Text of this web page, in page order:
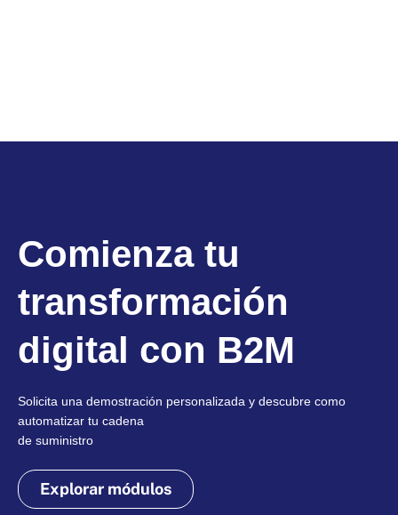
Comienza tu
transformación
digital con B2M
Solicita una demostración personalizada y descubre como
automatizar tu cadena
de suministro
Explorar módulos